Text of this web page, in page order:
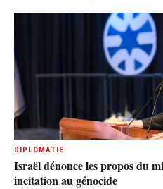
DIPLOMATIE
Israël dénonce les propos du
incitation au génocide